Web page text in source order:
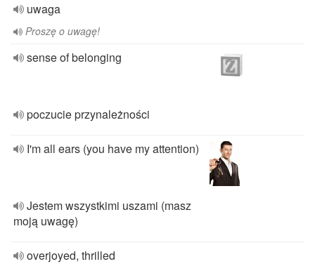
uwaga
Proszę o uwagę!
sense of belonging
poczucie przynależności
I'm all ears (you have my attention)
Jestem wszystkimi uszami (masz
moją uwagę)
overjoyed, thrilled